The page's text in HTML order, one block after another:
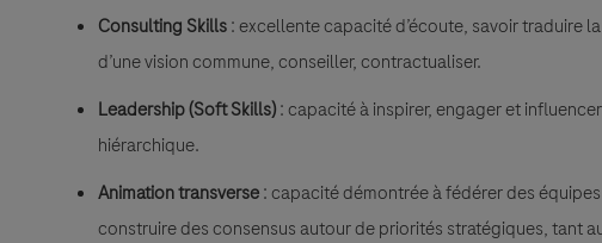
Consulting Skills: excellente capacité d’écoute, savoir traduire
d’une vision commune, conseiller, contractualiser.
Leadership (Soft Skills): capacité à inspirer, engager et
hiérarchique.
Animation transverse: capacité démontrée à fédérer des
construire des consensus autour de priorités stratégiques, tant